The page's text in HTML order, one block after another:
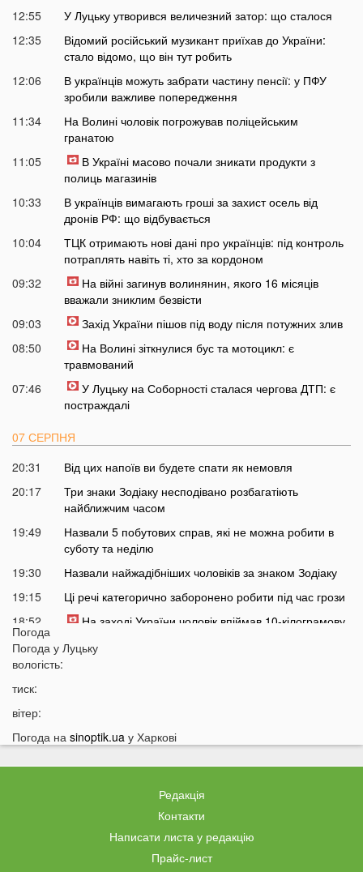
12:55
У Луцьку утворився величезний затор: що сталося
12:35
Відомий російський музикант приїхав до України:
стало відомо, що він тут робить
12:06
В українців можуть забрати частину пенсії: у ПФУ
зробили важливе попередження
11:34
На Волині чоловік погрожував поліцейським
гранатою
11:05
В Україні масово почали зникати продукти з
полиць магазинів
10:33
В українців вимагають гроші за захист осель від
дронів РФ: що відбувається
10:04
ТЦК отримають нові дані про українців: під контроль
потраплять навіть ті, хто за кордоном
09:32
На війні загинув волинянин, якого 16 місяців
вважали зниклим безвісти
09:03
Захід України пішов під воду після потужних злив
08:50
На Волині зіткнулися бус та мотоцикл: є
травмований
07:46
У Луцьку на Соборності сталася чергова ДТП: є
постраждалі
07 СЕРПНЯ
20:31
Від цих напоїв ви будете спати як немовля
20:17
Три знаки Зодіаку несподівано розбагатіють
найближчим часом
19:49
Назвали 5 побутових справ, які не можна робити в
суботу та неділю
19:30
Назвали найжадібніших чоловіків за знаком Зодіаку
19:15
Ці речі категорично заборонено робити під час грози
18:52
На заході України чоловік впіймав 10-кілограмову
18:28
17:53
Затяжна війна та важка зима: тривожний прогноз для
присутності поліції
На Волині жінка під час сварки вдарила чоловіка
ножем: чим усе закінчилося
Стало відомо, чи накриє Волинь негода найближчим
Погода
Погода у Луцьку
вологість:
тиск:
вітер:
Погода на sinoptik.ua у Харкові
Редакція
Контакти
Написати листа у редакцію
Прайс-лист